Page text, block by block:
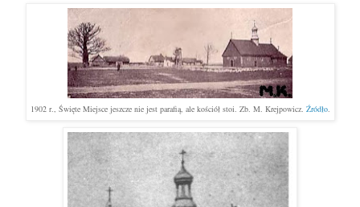
1902 r., Święte Miejsce jeszcze nie jest parafią, ale kościół stoi. Zb. M. Krejpowicz. Źródło.